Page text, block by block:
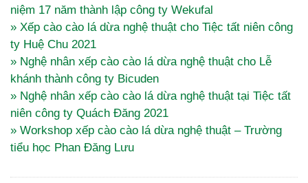
niệm 17 năm thành lập công ty Wekufal
» Xếp cào cào lá dừa nghệ thuật cho Tiệc tất niên công
ty Huệ Chu 2021
» Nghệ nhân xếp cào cào lá dừa nghệ thuật cho Lễ
khánh thành công ty Bicuden
» Nghệ nhân xếp cào cào lá dừa nghệ thuật tại Tiệc tất
niên công ty Quách Đăng 2021
» Workshop xếp cào cào lá dừa nghệ thuật – Trường
tiểu học Phan Đăng Lưu